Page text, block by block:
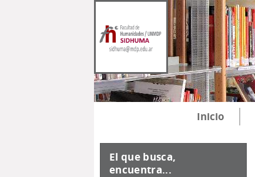
Inicio
El que busca,
encuentra...